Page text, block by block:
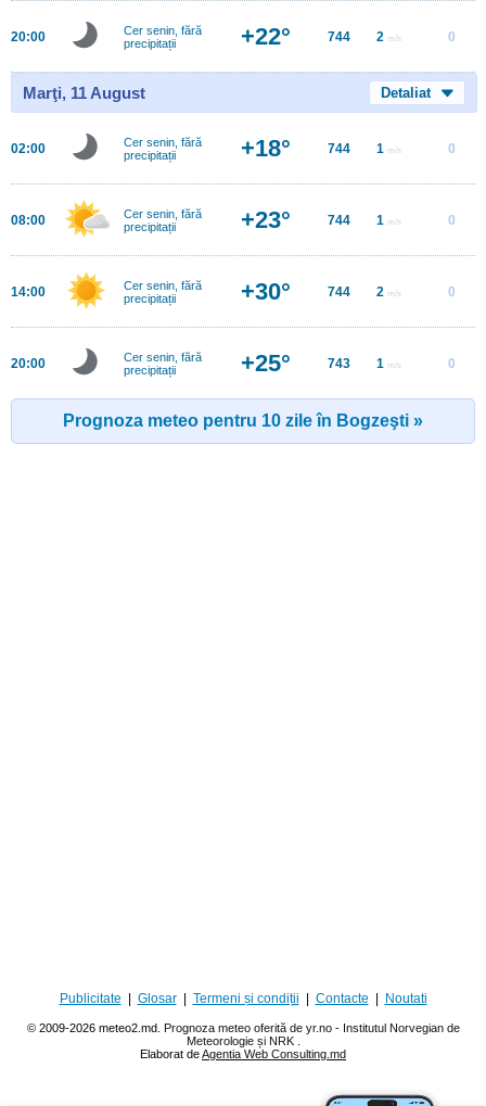
20:00
Cer senin, fără
precipitații
+22° 744 2 m/s 0
Marţi, 11 August Detaliat
02:00
Cer senin, fără
precipitații
+18° 744 1 m/s 0
08:00
Cer senin, fără
precipitații
+23° 744 1 m/s 0
14:00
Cer senin, fără
precipitații
+30° 744 2 m/s 0
20:00
Cer senin, fără
precipitații
+25° 743 1 m/s 0
Prognoza meteo pentru 10 zile în Bogzeşti »
Publicitate Glosar| Termeni și condiții Contacte Noutati
© 2009-2026 meteo2.md. Prognoza meteo oferită de yr.no - Institutul Norvegian de
Meteorologie și NRK .
Elaborat deAgentia Web Consulting.md